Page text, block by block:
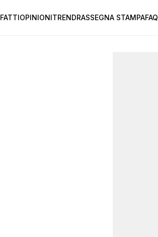
FATTIOPINIONITRENDRASSEGNA STAMPAFAQ